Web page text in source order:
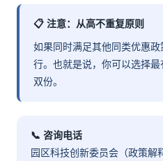
📋 注意：从高不重复原则
如果同时满足其他同类优惠政
行。也就是说，你可以选择
双份。
📞 咨询电话
园区科技创新委员会（政策解